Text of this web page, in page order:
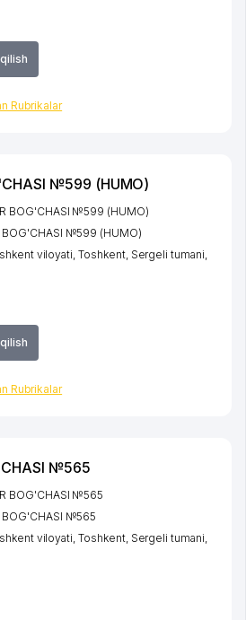
Rubrikalar
№599 (HUMO)
Rubrikalar
BOG'CHASI №599 (HUMO)
BOG'CHASI №599 (HUMO)
viloyati ,Toshkent, Sergeli tumani
№565
BOG'CHASI №565
BOG'CHASI №565
viloyati,Toshkent, Sergeli tumani,